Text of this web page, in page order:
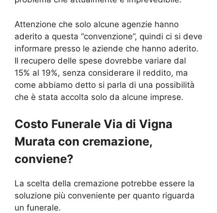
Attenzione che solo alcune agenzie hanno
aderito a questa “convenzione”, quindi ci si deve
informare presso le aziende che hanno aderito.
Il recupero delle spese dovrebbe variare dal
15% al 19%, senza considerare il reddito, ma
come abbiamo detto si parla di una possibilità
che è stata accolta solo da alcune imprese.
Costo Funerale Via di Vigna
Murata con cremazione,
conviene?
La scelta della cremazione potrebbe essere la
soluzione più conveniente per quanto riguarda
un funerale.